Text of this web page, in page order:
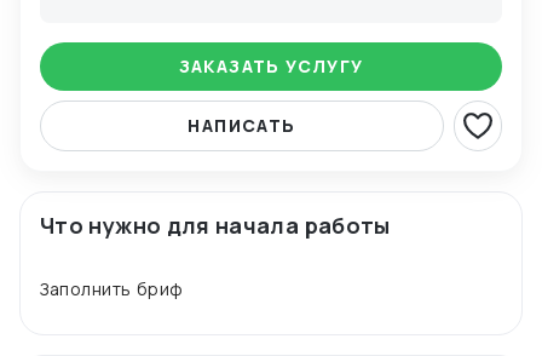
ЗАКАЗАТЬ УСЛУГУ
НАПИСАТЬ
Что нужно для начала работы